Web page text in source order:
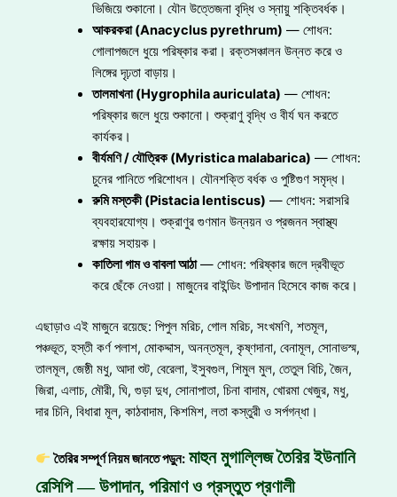
ভিজিয়ে শুকানো। যৌন উত্তেজনা বৃদ্ধি ও স্নায়ু শক্তিবর্ধক।
আকরকরা (Anacyclus pyrethrum) — শোধন:
গোলাপজলে ধুয়ে পরিষ্কার করা। রক্তসঞ্চালন উন্নত করে ও
লিঙ্গের দৃঢ়তা বাড়ায়।
তালমাখনা (Hygrophila auriculata) — শোধন:
পরিষ্কার জলে ধুয়ে শুকানো। শুক্রাণু বৃদ্ধি ও বীর্য ঘন করতে
কার্যকর।
বীর্যমণি / যৌত্রিক (Myristica malabarica) — শোধন:
চুনের পানিতে পরিশোধন। যৌনশক্তি বর্ধক ও পুষ্টিগুণ সমৃদ্ধ।
রুমি মস্তকী (Pistacia lentiscus) — শোধন: সরাসরি
ব্যবহারযোগ্য। শুক্রাণুর গুণমান উন্নয়ন ও প্রজনন স্বাস্থ্য
রক্ষায় সহায়ক।
কাতিলা গাম ও বাবলা আঠা— শোধন: পরিষ্কার জলে দ্রবীভূত
করে ছেঁকে নেওয়া। মাজুনের বাইন্ডিং উপাদান হিসেবে কাজ করে।
এছাড়াও এই মাজুনে রয়েছে: পিপুল মরিচ, গোল মরিচ, সংখমণি, শতমূল,
পঞ্চভূত, হস্তী কর্ণ পলাশ, মোকদ্দাস, অনন্তমূল, কৃষ্ণদানা, বেনামূল, সোনাভস্ম,
তালমূল, জেষ্ঠী মধু, আদা শুট, বেরেলা, ইসুবগুল, শিমুল মুল, তেতুল বিচি, জৈন,
জিরা, এলাচ, মৌরী, ঘি, গুড়া দুধ, সোনাপাতা, চিনা বাদাম, খোরমা খেজুর, মধু,
দার চিনি, বিধারা মূল, কাঠবাদাম, কিশমিশ, লতা কস্তুরী ও সর্পগন্ধা।
তৈরির সম্পূর্ণ নিয়ম জানতে পড়ুন: মাহুন মুগাল্লিজ তৈরির ইউনানি
রেসিপি — উপাদান, পরিমাণ ও প্রস্তুত প্রণালী